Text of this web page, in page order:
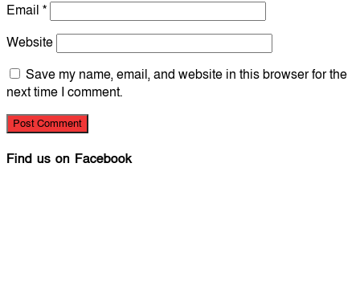
Email *
Website
Save my name, email, and website in this browser for the
next time I comment.
Find us on Facebook